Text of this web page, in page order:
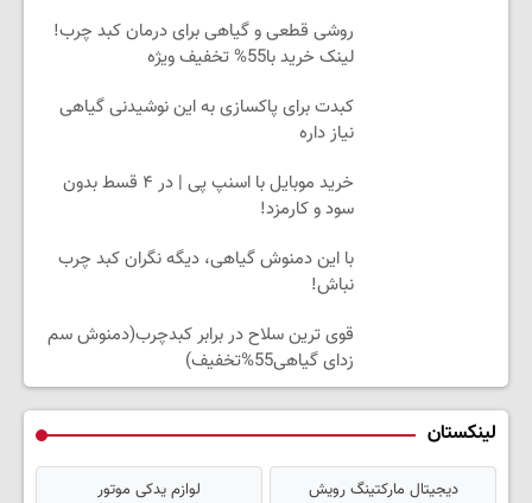
روشی قطعی و گیاهی برای درمان کبد چرب!
لینک خرید با55% تخفیف ویژه
کبدت برای پاکسازی به این نوشیدنی گیاهی
نیاز داره
خرید موبایل با اسنپ پی | در ۴ قسط بدون
سود و کارمزد!
با این دمنوش گیاهی، دیگه نگران کبد چرب
نباش!
قوی ترین سلاح در برابر کبدچرب(دمنوش سم
زدای گیاهی55%تخفیف)
لینکستان
دیجیتال مارکتینگ رویش لوازم یدکی موتور